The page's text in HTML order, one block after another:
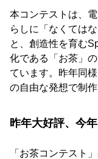
本コンテストは、
らしに「なくては
と、創造性を育む
化である「お茶」
ています。昨年同
の自由な発想で制
昨年大好評、今
「お茶コンテスト